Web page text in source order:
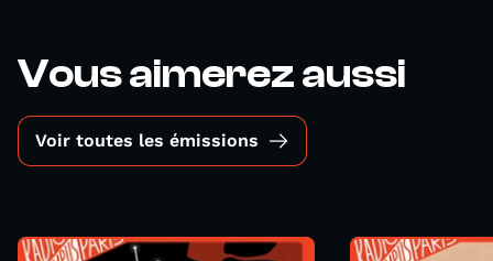
Vous aimerez aussi
Voir toutes les émissions